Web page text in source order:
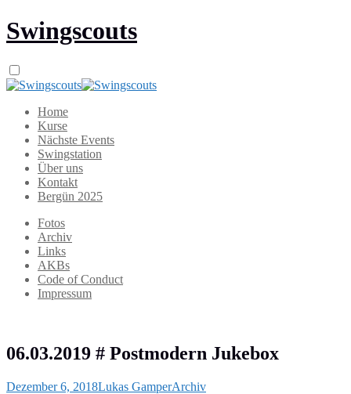
Swingscouts
Home
Kurse
Nächste Events
Swingstation
Über uns
Kontakt
Bergün 2025
Fotos
Archiv
Links
AKBs
Code of Conduct
Impressum
06.03.2019 # Postmodern Jukebox
Dezember 6, 2018Lukas GamperArchiv